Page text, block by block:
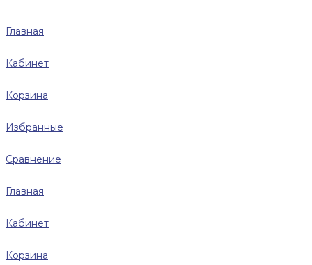
Главная
Кабинет
Корзина
Избранные
Сравнение
Главная
Кабинет
Корзина